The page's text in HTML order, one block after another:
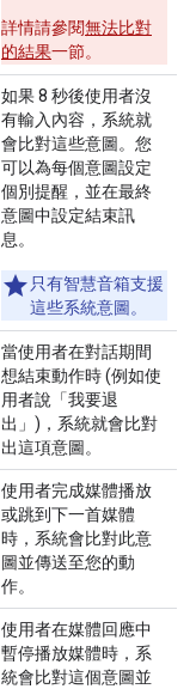
詳情請參閱無法比對
的結果一節。
如果 8 秒後使用者沒
有輸入內容，系統就
會比對這些意圖。您
可以為每個意圖設定
個別提醒，並在最終
意圖中設定結束訊
息。
只有智慧音箱支援
這些系統意圖。
當使用者在對話期間
想結束動作時 (例如使
用者說「我要退
出」 )，系統就會比對
出這項意圖。
使用者完成媒體播放
或跳到下一首媒體
時，系統會比對此意
圖並傳送至您的動
作。
使用者在媒體回應中
暫停播放媒體時，系
統會比對這個意圖並